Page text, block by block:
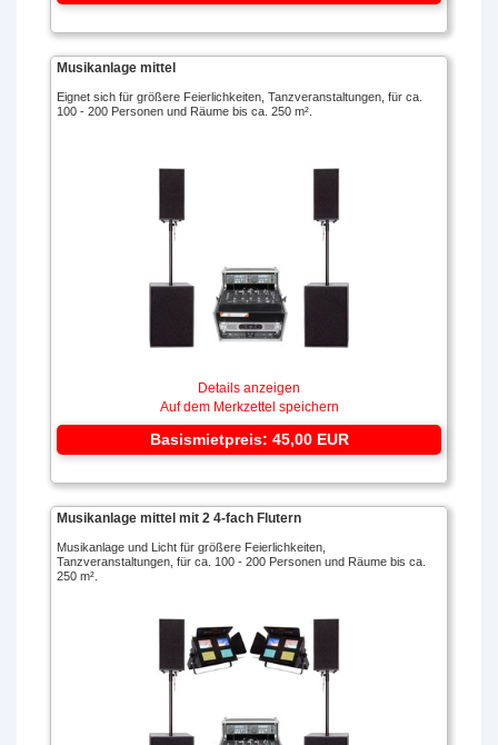
Musikanlage mittel
Eignet sich für größere Feierlichkeiten, Tanzveranstaltungen, für ca.
100 - 200 Personen und Räume bis ca. 250 m².
Details anzeigen
Auf dem Merkzettel speichern
Basismietpreis: 45,00 EUR
Musikanlage mittel mit 2 4-fach Flutern
Musikanlage und Licht für größere Feierlichkeiten,
Tanzveranstaltungen, für ca. 100 - 200 Personen und Räume bis ca.
250 m².